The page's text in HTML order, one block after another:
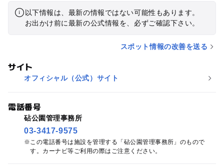
以下情報は、最新の情報ではない可能性もあります。
お出かけ前に最新の公式情報を、必ずご確認下さい。
スポット情報の改善を送る
サイト
オフィシャル（公式）サイト
電話番号
砧公園管理事務所
03-3417-9575
この電話番号は施設を管理する「砧公園管理事務所」のもので
す。カーナビ等ご利用の際はご注意ください。